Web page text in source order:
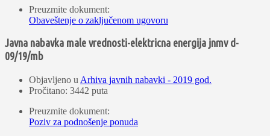
Preuzmite dokument:
Obaveštenje o zaključenom ugovoru
Javna nabavka male vrednosti-elektricna energija jnmv d-
09/19/mb
Objavljeno u Arhiva javnih nabavki - 2019 god.
Pročitano: 3442 puta
Preuzmite dokument:
Poziv za podnošenje ponuda